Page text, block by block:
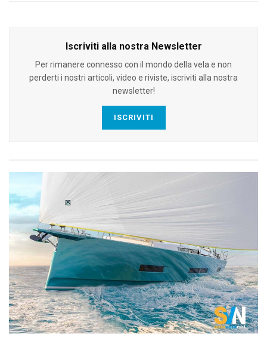
Iscriviti alla nostra Newsletter
Per rimanere connesso con il mondo della vela e non
perderti i nostri articoli, video e riviste, iscriviti alla nostra
newsletter!
ISCRIVITI